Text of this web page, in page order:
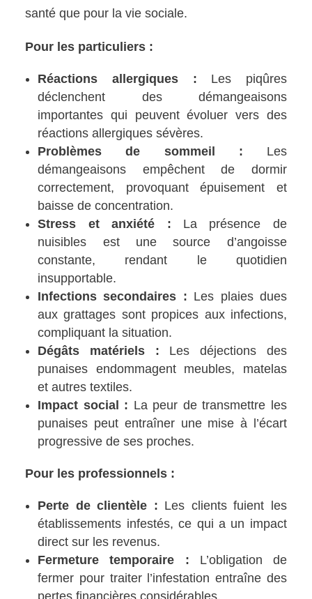
santé que pour la vie sociale.
Pour les particuliers :
Réactions allergiques : Les piqûres
déclenchent des démangeaisons
importantes qui peuvent évoluer vers des
réactions allergiques sévères.
Problèmes de sommeil : Les
démangeaisons empêchent de dormir
correctement, provoquant épuisement et
baisse de concentration.
Stress et anxiété : La présence de
nuisibles est une source d’angoisse
constante, rendant le quotidien
insupportable.
Infections secondaires : Les plaies dues
aux grattages sont propices aux infections,
compliquant la situation.
Dégâts matériels : Les déjections des
punaises endommagent meubles, matelas
et autres textiles.
Impact social : La peur de transmettre les
punaises peut entraîner une mise à l’écart
progressive de ses proches.
Pour les professionnels :
Perte de clientèle : Les clients fuient les
établissements infestés, ce qui a un impact
direct sur les revenus.
Fermeture temporaire : L’obligation de
fermer pour traiter l’infestation entraîne des
pertes financières considérables.